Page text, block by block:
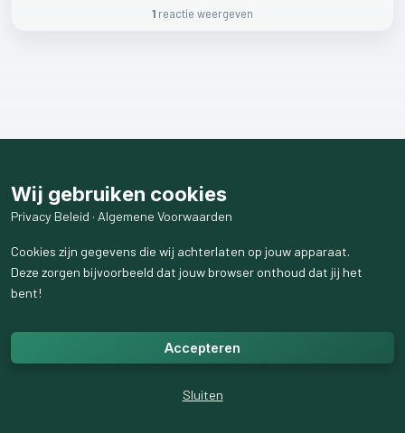
1 reactie weergeven
Wij gebruiken cookies
Privacy Beleid · Algemene Voorwaarden
Cookies zijn gegevens die wij achterlaten op jouw apparaat.
Deze zorgen bijvoorbeeld dat jouw browser onthoud dat jij het
bent!
Accepteren
Sluiten